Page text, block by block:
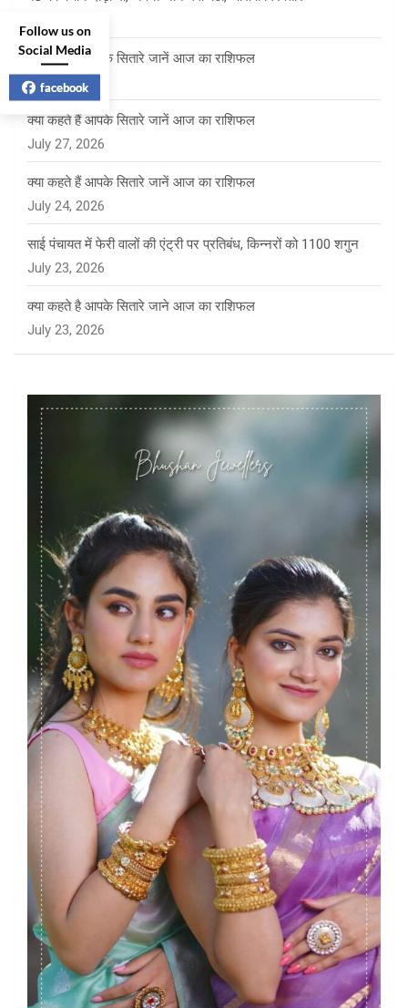
क्या कहते हैं आपके सितारे जानें आज का राशिफल
July 28, 2026
क्या कहते हैं आपके सितारे जानें आज का राशिफल
July 27, 2026
क्या कहते हैं आपके सितारे जानें आज का राशिफल
July 24, 2026
साई पंचायत में फेरी वालों की एंट्री पर प्रतिबंध, किन्नरों को 1100 शगुन
July 23, 2026
क्या कहते है आपके सितारे जाने आज का राशिफल
July 23, 2026
Follow us on
Social Media
facebook